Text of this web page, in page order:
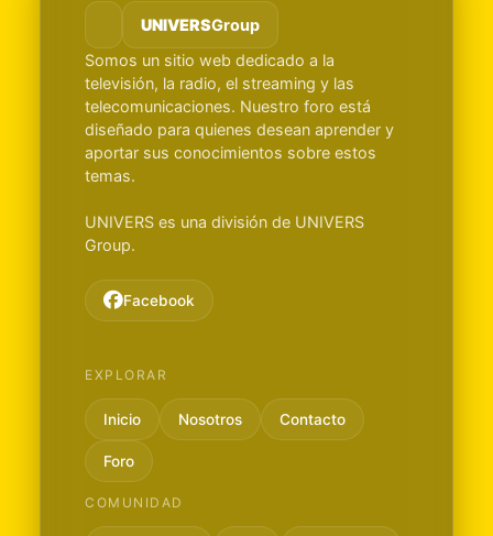
UNIVERSGroup
Somos un sitio web dedicado a la
televisión, la radio, el streaming y las
telecomunicaciones. Nuestro foro está
diseñado para quienes desean aprender y
aportar sus conocimientos sobre estos
temas.
UNIVERS es una división de UNIVERS
Group.
Facebook
EXPLORAR
Inicio Nosotros Contacto
Foro
COMUNIDAD